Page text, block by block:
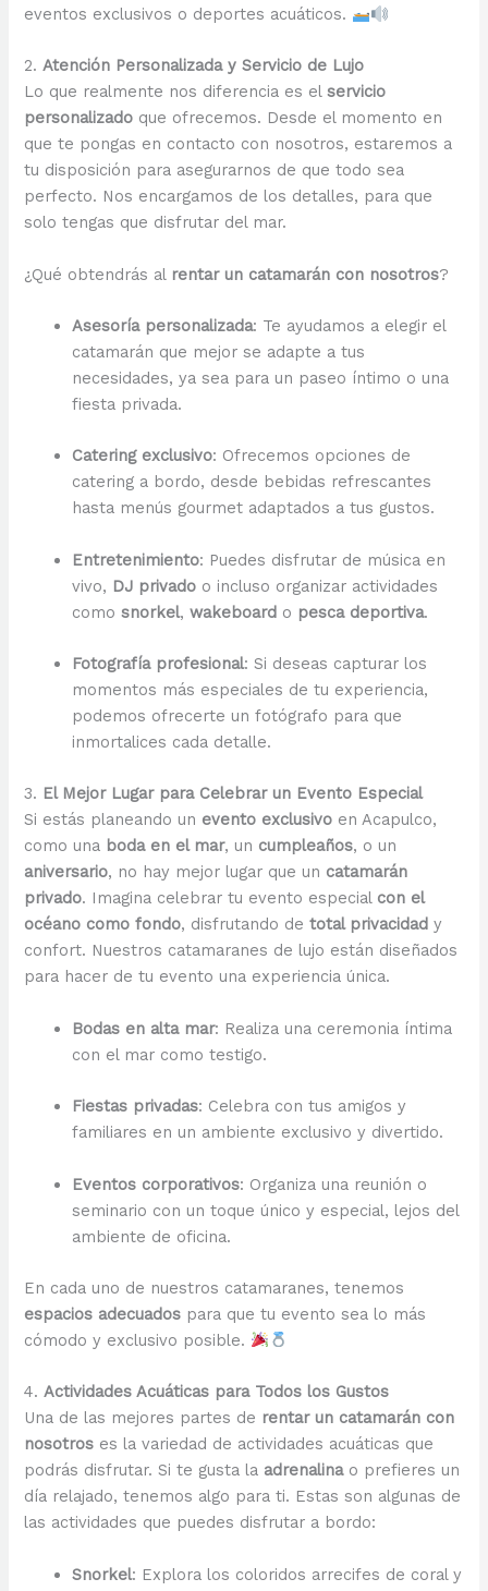
eventos exclusivos o deportes acuáticos.
2.Atención Personalizada y Servicio de Lujo
Lo que realmente nos diferencia es elservicio
personalizado que ofrecemos. Desde el momento en
que te pongas en contacto con nosotros, estaremos a
tu disposición para asegurarnos de que todo sea
perfecto. Nos encargamos de los detalles, para que
solo tengas que disfrutar del mar.
¿Qué obtendrás al rentar un catamarán con nosotros?
Asesoría personalizada: Te ayudamos a elegir el
catamarán que mejor se adapte a tus
necesidades, ya sea para un paseo íntimo o una
fiesta privada.
Catering exclusivo: Ofrecemos opciones de
catering a bordo, desde bebidas refrescantes
hasta menús gourmet adaptados a tus gustos.
Entretenimiento: Puedes disfrutar de música en
vivo, DJ privado o incluso organizar actividades
comosnorkel,wakeboard o pesca deportiva.
Fotografía profesional: Si deseas capturar los
momentos más especiales de tu experiencia,
podemos ofrecerte un fotógrafo para que
inmortalices cada detalle.
3. El Mejor Lugar para Celebrar un Evento Especial
Si estás planeando un evento exclusivo en Acapulco,
como una boda en el mar, un cumpleaños, o un
aniversario, no hay mejor lugar que un catamarán
privado. Imagina celebrar tu evento especial con el
océano como fondo, disfrutando detotal privacidad y
confort. Nuestros catamaranes de lujo están diseñados
para hacer de tu evento una experiencia única.
Bodas en alta mar: Realiza una ceremonia íntima
con el mar como testigo.
Fiestas privadas: Celebra con tus amigos y
familiares en un ambiente exclusivo y divertido.
Eventos corporativos: Organiza una reunión o
seminario con un toque único y especial, lejos del
ambiente de oficina.
En cada uno de nuestros catamaranes, tenemos
espacios adecuados para que tu evento sea lo más
cómodo y exclusivo posible.
4.Actividades Acuáticas para Todos los Gustos
Una de las mejores partes de rentar un catamarán con
nosotros es la variedad de actividades acuáticas que
podrás disfrutar. Si te gusta la adrenalinao prefieres un
día relajado, tenemos algo para ti. Estas son algunas de
las actividades que puedes disfrutar a bordo:
Snorkel: Explora los coloridos arrecifes de coral y